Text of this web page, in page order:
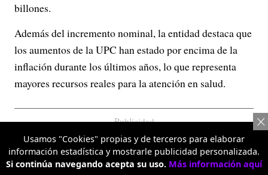
billones.
Además del incremento nominal, la entidad destaca que
los aumentos de la UPC han estado por encima de la
inflación durante los últimos años, lo que representa
mayores recursos reales para la atención en salud.
Publicidad
Usamos "Cookies" propias y de terceros para elaborar
información estadística y mostrarle publicidad personalizada.
Si continúa navegando acepta su uso. Más información aquí